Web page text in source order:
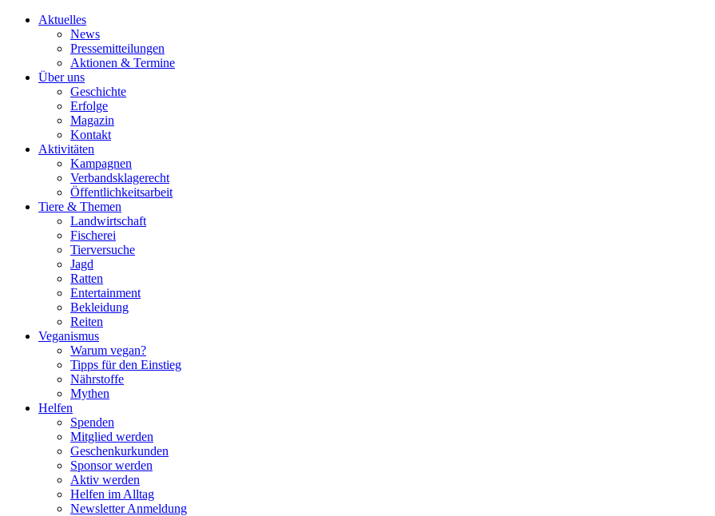
Aktuelles
News
Pressemitteilungen
Aktionen & Termine
Über uns
Geschichte
Erfolge
Magazin
Kontakt
Aktivitäten
Kampagnen
Verbandsklagerecht
Öffentlichkeitsarbeit
Tiere & Themen
Landwirtschaft
Fischerei
Tierversuche
Jagd
Ratten
Entertainment
Bekleidung
Reiten
Veganismus
Warum vegan?
Tipps für den Einstieg
Nährstoffe
Mythen
Helfen
Spenden
Mitglied werden
Geschenkurkunden
Sponsor werden
Aktiv werden
Helfen im Alltag
Newsletter Anmeldung